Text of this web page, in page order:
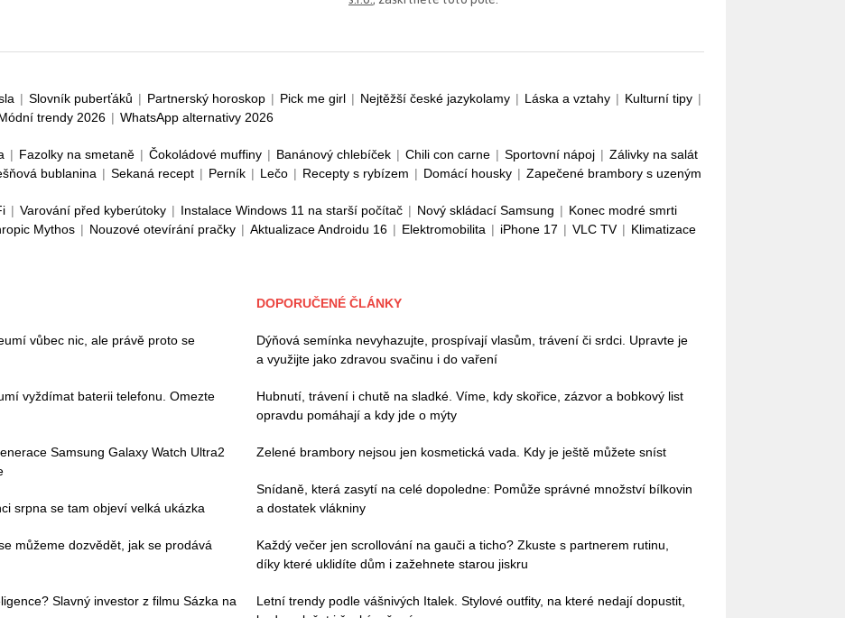
| Slovník puberťáků | Partnerský horoskop | Pick me girl | Nejtěžší české jazykolamy | Láska a vztahy | Kulturní tipy |
trendy 2026 | WhatsApp alternativy 2026
| Fazolky na smetaně | Čokoládové muffiny | Banánový chlebíček | Chili con carne | Sportovní nápoj | Zálivky na salát
bublanina | Sekaná recept | Perník | Lečo | Recepty s rybízem | Domácí housky | Zapečené brambory s uzeným
| Varování před kyberútoky | Instalace Windows 11 na starší počítač | Nový skládací Samsung | Konec modré smrti
Mythos | Nouzové otevírání pračky | Aktualizace Androidu 16 | Elektromobilita | iPhone 17 | VLC TV | Klimatizace
vůbec nic, ale právě proto se
vyždímat baterii telefonu. Omezte
Samsung Galaxy Watch Ultra2
srpna se tam objeví velká ukázka
můžeme dozvědět, jak se prodává
Slavný investor z filmu Sázka na
DOPORUČENÉ ČLÁNKY
Dýňová semínka nevyhazujte, prospívají vlasům, trávení či srdci. Upravte je
a využijte jako zdravou svačinu i do vaření
Hubnutí, trávení i chutě na sladké. Víme, kdy skořice, zázvor a bobkový list
opravdu pomáhají a kdy jde o mýty
Zelené brambory nejsou jen kosmetická vada. Kdy je ještě můžete sníst
Snídaně, která zasytí na celé dopoledne: Pomůže správné množství bílkovin
a dostatek vlákniny
Každý večer jen scrollování na gauči a ticho? Zkuste s partnerem rutinu,
díky které uklidíte dům i zažehnete starou jiskru
Letní trendy podle vášnivých Italek. Stylové outfity, na které nedají dopustit,